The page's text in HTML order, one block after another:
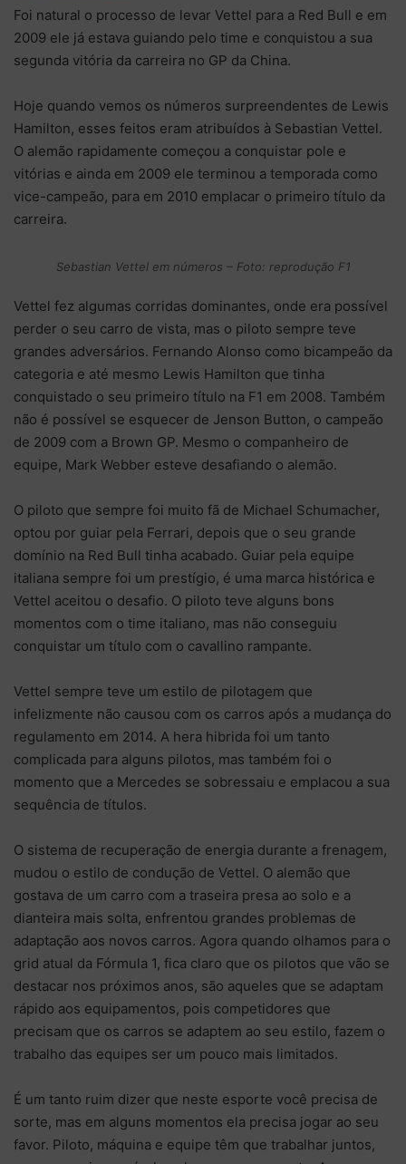
Foi natural o processo de levar Vettel para a Red Bull e em
2009 ele já estava guiando pelo time e conquistou a sua
segunda vitória da carreira no GP da China.
Hoje quando vemos os números surpreendentes de Lewis
Hamilton, esses feitos eram atribuídos à Sebastian Vettel.
O alemão rapidamente começou a conquistar pole e
vitórias e ainda em 2009 ele terminou a temporada como
vice-campeão, para em 2010 emplacar o primeiro título da
carreira.
Sebastian Vettel em números – Foto: reprodução F1
Vettel fez algumas corridas dominantes, onde era possível
perder o seu carro de vista, mas o piloto sempre teve
grandes adversários. Fernando Alonso como bicampeão da
categoria e até mesmo Lewis Hamilton que tinha
conquistado o seu primeiro título na F1 em 2008. Também
não é possível se esquecer de Jenson Button, o campeão
de 2009 com a Brown GP. Mesmo o companheiro de
equipe, Mark Webber esteve desafiando o alemão.
O piloto que sempre foi muito fã de Michael Schumacher,
optou por guiar pela Ferrari, depois que o seu grande
domínio na Red Bull tinha acabado. Guiar pela equipe
italiana sempre foi um prestígio, é uma marca histórica e
Vettel aceitou o desafio. O piloto teve alguns bons
momentos com o time italiano, mas não conseguiu
conquistar um título com o cavallino rampante.
Vettel sempre teve um estilo de pilotagem que
infelizmente não causou com os carros após a mudança do
regulamento em 2014. A hera hibrida foi um tanto
complicada para alguns pilotos, mas também foi o
momento que a Mercedes se sobressaiu e emplacou a sua
sequência de títulos.
O sistema de recuperação de energia durante a frenagem,
mudou o estilo de condução de Vettel. O alemão que
gostava de um carro com a traseira presa ao solo e a
dianteira mais solta, enfrentou grandes problemas de
adaptação aos novos carros. Agora quando olhamos para o
grid atual da Fórmula 1, fica claro que os pilotos que vão se
destacar nos próximos anos, são aqueles que se adaptam
rápido aos equipamentos, pois competidores que
precisam que os carros se adaptem ao seu estilo, fazem o
trabalho das equipes ser um pouco mais limitados.
É um tanto ruim dizer que neste esporte você precisa de
sorte, mas em alguns momentos ela precisa jogar ao seu
favor. Piloto, máquina e equipe têm que trabalhar juntos,